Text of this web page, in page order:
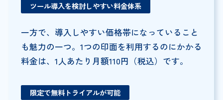
ツール導入を検討しやすい料金体系
一方で、導入しやすい価格帯になっていること
も魅力の一つ。1つの印面を利用するのにかかる
料金は、1人あたり月額110円（税込）です。
限定で無料トライアルが可能